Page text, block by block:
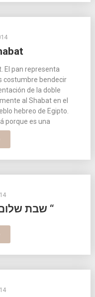
El pan representa
costumbre bendecir
de la doble
al Shabat en el
hebreo de Egipto.
porque es una
“Shabat Shalom / שבת שלום “